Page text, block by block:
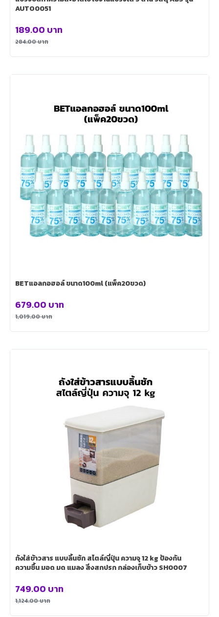
AUTO0051
284.00บาท
189.00 บาท
BETแอลกอฮอล์ ขนาด100ml (แพ็ค20ขวด)
1,019.00บาท
679.00 บาท
ถังใส่ข้าวสาร แบบลิ้นชัก สไตล์ญี่ปุ่น ความจุ 12 kg ป้องกัน
ความชื้น มอด มด แมลง สิ่งสกปรก กล่องเก็บข้าว SH0007
1,124.00บาท
749.00 บาท